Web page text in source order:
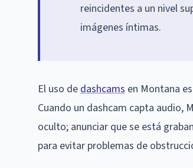
reincidentes a un nivel
imágenes íntimas.
El uso de dashcams en Montana
Cuando un dashcam capta audio,
oculto; anunciar que se está
para evitar problemas de